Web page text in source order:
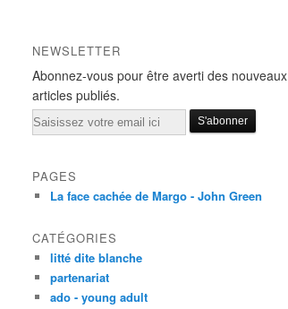
NEWSLETTER
Abonnez-vous pour être averti des nouveaux
articles publiés.
Email
PAGES
La face cachée de Margo - John Green
CATÉGORIES
litté dite blanche
partenariat
ado - young adult